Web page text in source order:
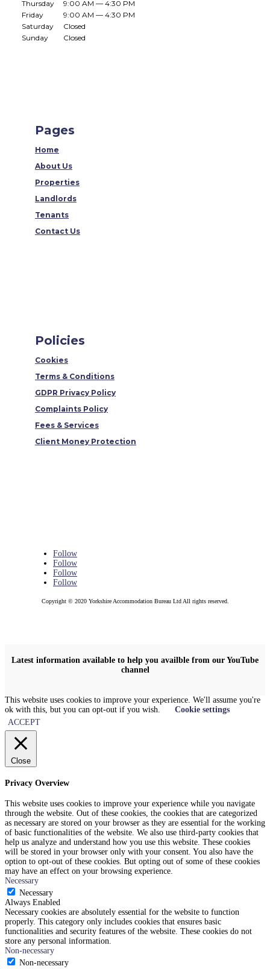
Thursday
9:00 AM — 4:30 PM
Friday
9:00 AM — 4:30 PM
Saturday
Closed
Sunday
Closed
Pages
Home
About Us
Properties
Landlords
Tenants
Contact Us
Policies
Cookies
Terms & Conditions
GDPR Privacy Policy
Complaints Policy
Fees & Services
Client Money Protection
Follow
Follow
Follow
Follow
Copyright © 2020 Yorkshire Accommodation Bureau Ltd All rights reserved.
Latest information available to help you availble from our YouTube
channel
This website uses cookies to improve your experience. We'll assume you're
ok with this, but you can opt-out if you wish.
Cookie settings
ACCEPT
Close
Privacy Overview
This website uses cookies to improve your experience while you navigate
through the website. Out of these cookies, the cookies that are categorized
as necessary are stored on your browser as they are essential for the working
of basic functionalities of the website. We also use third-party cookies that
help us analyze and understand how you use this website. These cookies
will be stored in your browser only with your consent. You also have the
option to opt-out of these cookies. But opting out of some of these cookies
may have an effect on your browsing experience.
Necessary
Necessary
Always Enabled
Necessary cookies are absolutely essential for the website to function
properly. This category only includes cookies that ensures basic
functionalities and security features of the website. These cookies do not
store any personal information.
Non-necessary
Non-necessary